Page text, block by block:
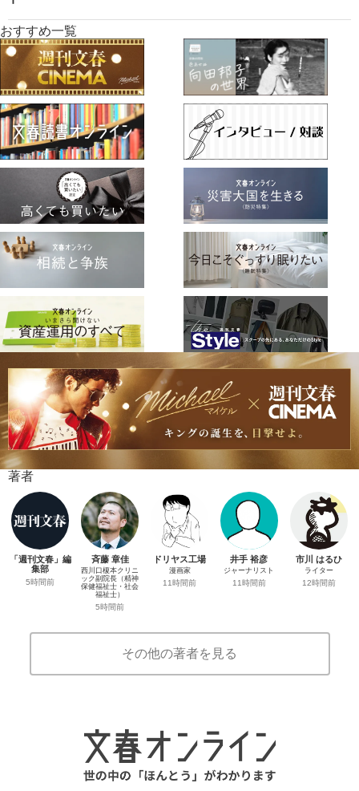
おすすめ一覧
著者
「週刊文春」編
集部
5時間前
斉藤 章佳
西川口榎本クリニ
ック副院長（精神
保健福祉士・社会
福祉士）
5時間前
ドリヤス工場
漫画家
11時間前
井手 裕彦
ジャーナリスト
11時間前
市川 はるひ
ライター
12時間前
その他の著者を見る